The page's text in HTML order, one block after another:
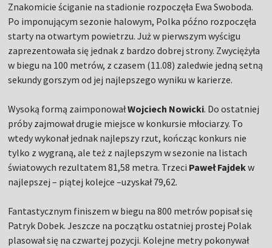
Znakomicie ściganie na stadionie rozpoczęła Ewa Swoboda.
Po imponującym sezonie halowym, Polka późno rozpoczęła
starty na otwartym powietrzu. Już w pierwszym wyścigu
zaprezentowała się jednak z bardzo dobrej strony. Zwyciężyła
w biegu na 100 metrów, z czasem (11.08) zaledwie jedną setną
sekundy gorszym od jej najlepszego wyniku w karierze.
Wysoką formą zaimponowałWojciech Nowicki. Do ostatniej
próby zajmował drugie miejsce w konkursie młociarzy. To
wtedy wykonał jednak najlepszy rzut, kończąc konkurs nie
tylko z wygraną, ale też z najlepszym w sezonie na listach
światowych rezultatem 81,58 metra. Trzeci Paweł Fajdekw
najlepszej – piątej kolejce –uzyskał 79,62.
Fantastycznym finiszem w biegu na 800 metrów popisał się
Patryk Dobek. Jeszcze na początku ostatniej prostej Polak
plasował się na czwartej pozycji. Kolejne metry pokonywał